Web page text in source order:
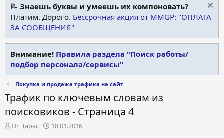
📝 Знаешь буквы и умеешь их компоновать?
Платим. Дорого. Бессрочная акция от MMGP: "ОПЛАТА
ЗА СООБЩЕНИЯ"
Внимание! Правила раздела "Поиск работы/
подбор персонала/сервисы"
Покупка и продажа трафика на сайт
Трафик по ключевым словам из
поисковиков - Страница 4
А
Dr_Tapac
Д
18.01.2016